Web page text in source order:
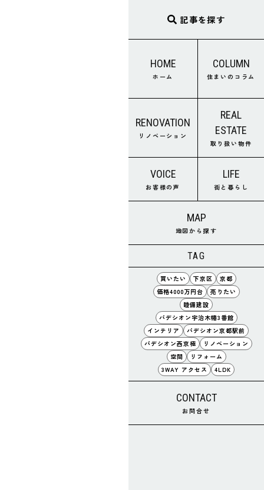
記事を探す
HOME
ホーム
COLUMN
住まいのコラム
RENOVATION
リノベーション
REAL
ESTATE
取り扱い物件
VOICE
お客様の声
LIFE
街と暮らし
MAP
地図から探す
TAG
買いたい 下京区
京都
価格4000万円台
売りたい
睦備建設
パデシオン宇治木幡3番館
インテリア
パデシオン京都駅前
パデシオン西京極
リノベーション
空間
リフォーム
3WAY アクセス
4LDK
CONTACT
お問合せ